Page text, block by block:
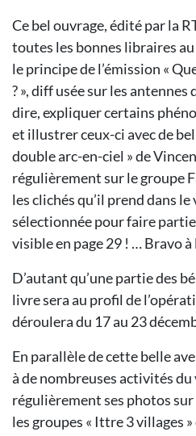
Ce bel ouvrage, édité par la
toutes les bonnes libraires
le principe de l’émission «
? », diff usée sur les antennes
dire, expliquer certains
et illustrer ceux-ci avec de
double arc-en-ciel » de
régulièrement sur le groupe
les clichés qu’il prend dans le
sélectionnée pour faire partie
visible en page 29 ! … Bravo à
D’autant qu’une partie des
livre sera au profil de
déroulera du 17 au 23
En parallèle de cette belle
à de nombreuses activités
régulièrement ses photos sur
les groupes « Ittre 3 villages »